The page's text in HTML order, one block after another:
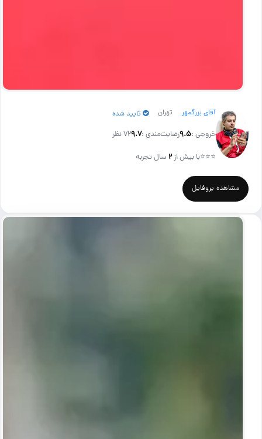
آقای بزرگمهر تهران تایید شده
خروجی :۹.۵رضایت‌مندی :۹.۷72 نظر
⭐⭐⭐با بیش از۲ سال تجربه
مشاهده پروفایل